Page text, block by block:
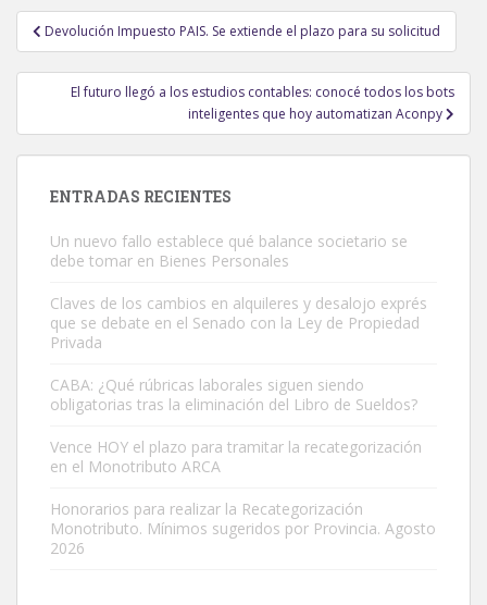
Navegación
de
entradas
Devolución Impuesto PAIS. Se extiende el plazo para su solicitud
El futuro llegó a los estudios contables: conocé todos los bots
inteligentes que hoy automatizan Aconpy
ENTRADAS RECIENTES
Un nuevo fallo establece qué balance societario se
debe tomar en Bienes Personales
Claves de los cambios en alquileres y desalojo exprés
que se debate en el Senado con la Ley de Propiedad
Privada
CABA: ¿Qué rúbricas laborales siguen siendo
obligatorias tras la eliminación del Libro de Sueldos?
Vence HOY el plazo para tramitar la recategorización
en el Monotributo ARCA
Honorarios para realizar la Recategorización
Monotributo. Mínimos sugeridos por Provincia. Agosto
2026